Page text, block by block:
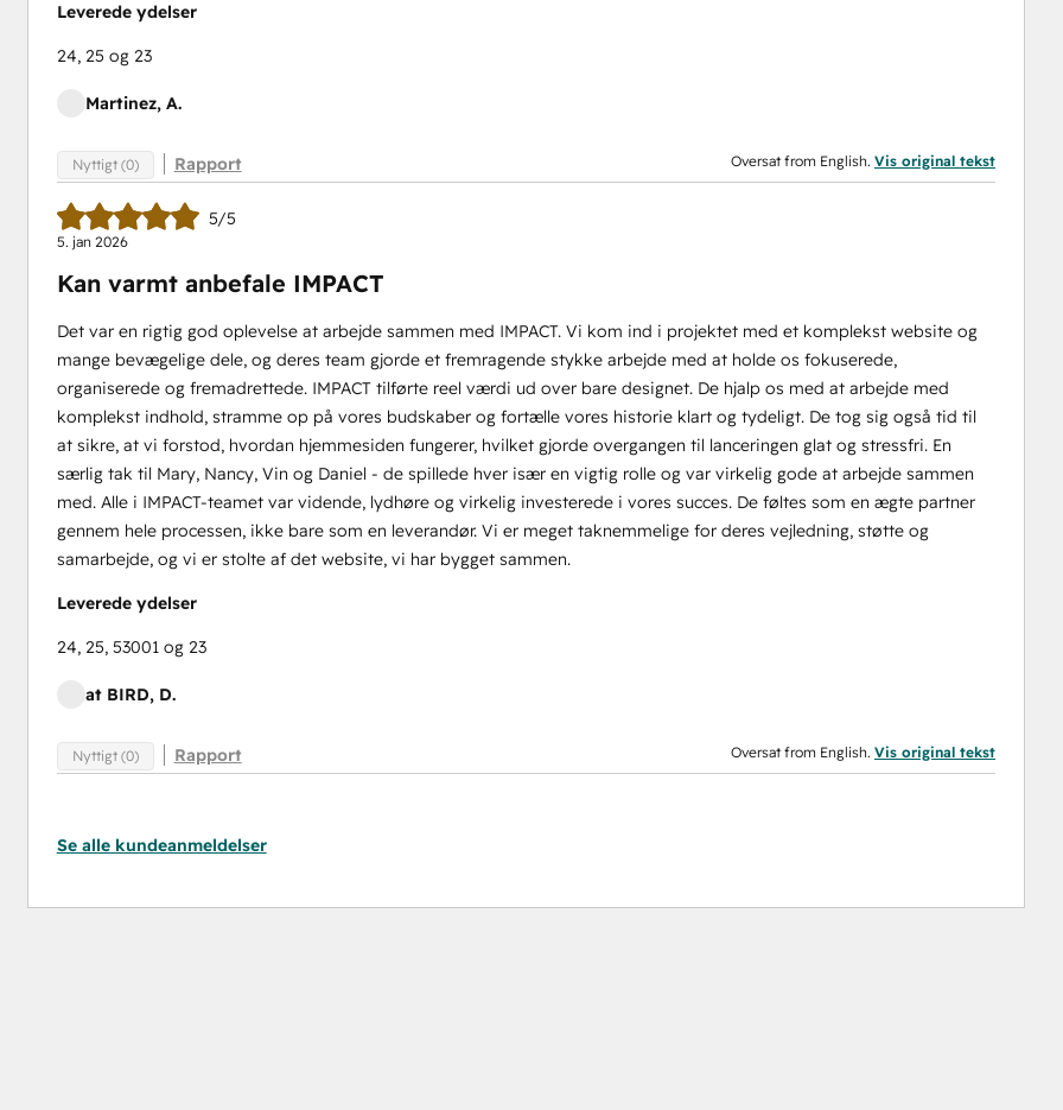
Leverede ydelser
24, 25 og 23
Martinez, A.
Nyttigt (0) Rapport Oversat from English. Vis original tekst
5/5
5. jan 2026
Kan varmt anbefale IMPACT
Det var en rigtig god oplevelse at arbejde sammen med IMPACT. Vi kom ind i projektet med et komplekst website og
mange bevægelige dele, og deres team gjorde et fremragende stykke arbejde med at holde os fokuserede,
organiserede og fremadrettede. IMPACT tilførte reel værdi ud over bare designet. De hjalp os med at arbejde med
komplekst indhold, stramme op på vores budskaber og fortælle vores historie klart og tydeligt. De tog sig også tid til
at sikre, at vi forstod, hvordan hjemmesiden fungerer, hvilket gjorde overgangen til lanceringen glat og stressfri. En
særlig tak til Mary, Nancy, Vin og Daniel - de spillede hver især en vigtig rolle og var virkelig gode at arbejde sammen
med. Alle i IMPACT-teamet var vidende, lydhøre og virkelig investerede i vores succes. De føltes som en ægte partner
gennem hele processen, ikke bare som en leverandør. Vi er meget taknemmelige for deres vejledning, støtte og
samarbejde, og vi er stolte af det website, vi har bygget sammen.
Leverede ydelser
24, 25, 53001 og 23
at BIRD, D.
Nyttigt (0) Rapport Oversat from English. Vis original tekst
Se alle kundeanmeldelser